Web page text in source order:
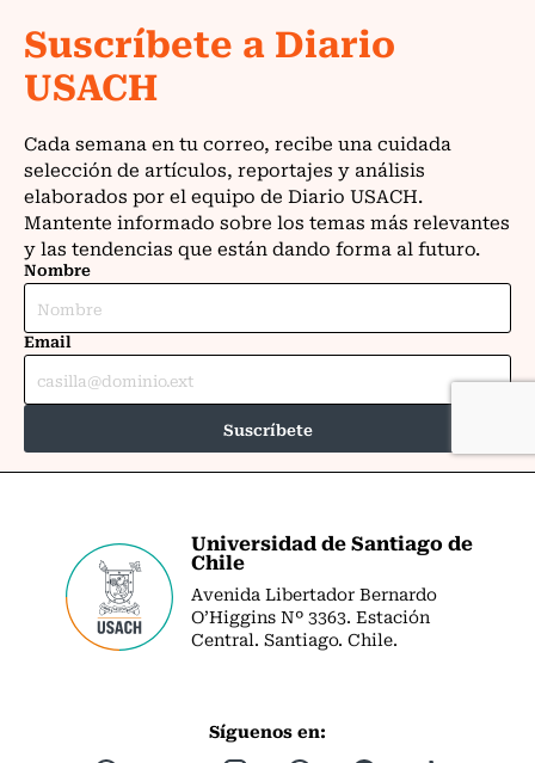
Universidad de Santiago de
Chile
Avenida Libertador Bernardo
O’Higgins Nº 3363. Estación
Central. Santiago. Chile.
Síguenos en: